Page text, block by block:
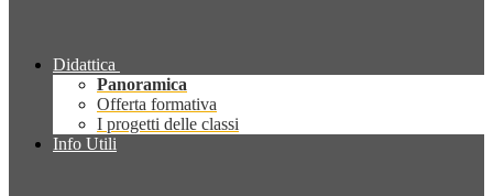
Didattica
Panoramica
Offerta formativa
I progetti delle classi
Info Utili